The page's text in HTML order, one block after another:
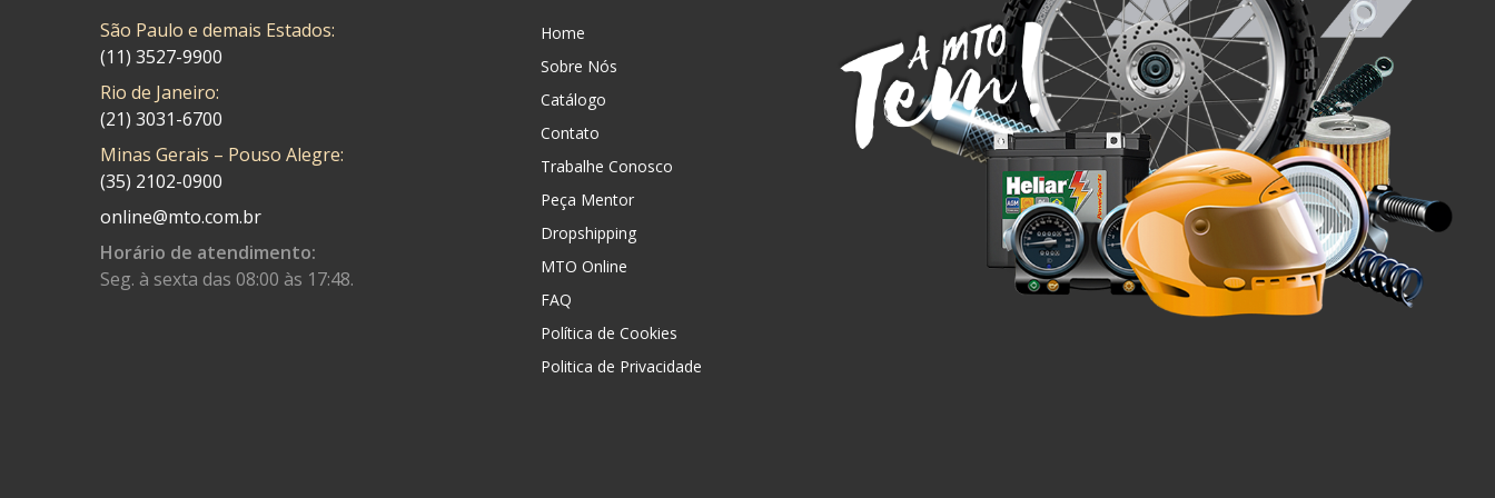
CMP (10)
COMETA
CONTROL FLEX (92)
CPL IMPORT
DANIDREA (160)
São Paulo e demais Estados:
(11) 3527-9900
Rio de Janeiro:
(21) 3031-6700
Minas Gerais – Pouso Alegre:
(35) 2102-0900
online@mto.com.br
Horário de atendimento:
Seg. à sexta das 08:00 às 17:48.
Home
Sobre Nós
Catálogo
Contato
Trabalhe Conosco
Peça Mentor
Dropshipping
MTO Online
FAQ
Política de Cookies
Politica de Privacidade